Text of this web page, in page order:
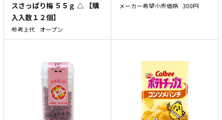
スさっぱり梅 ５５ｇ △ 【購
入入数１２個】
参考上代 オープン
メーカー希望小売価格 300円